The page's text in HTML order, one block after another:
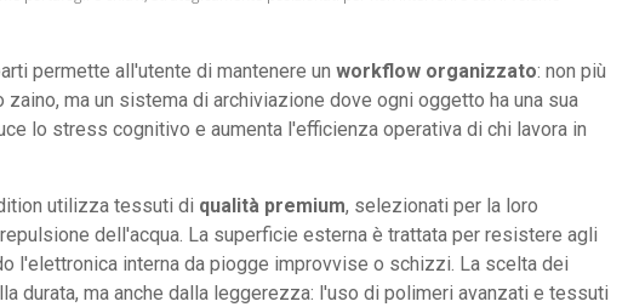
permette all'utente di mantenere un workflow organizzato: non più
ma un sistema di archiviazione dove ogni oggetto ha una sua
lo stress cognitivo e aumenta l'efficienza operativa di chi lavora in
utilizza tessuti di qualità premium, selezionati per la loro
dell'acqua. La superficie esterna è trattata per resistere agli
l'elettronica interna da piogge improvvise o schizzi. La scelta dei
durata, ma anche dalla leggerezza: l'uso di polimeri avanzati e tessuti